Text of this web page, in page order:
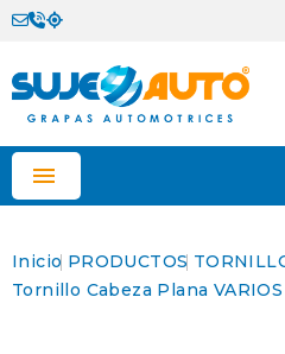

Inicio PRODUCTOS
Tornillo Cabeza Plana